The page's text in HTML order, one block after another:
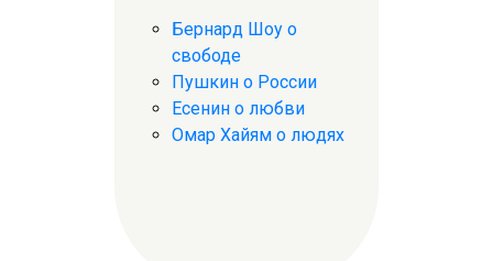
Бернард Шоу о
свободе
Пушкин о России
Есенин о любви
Омар Хайям о людях